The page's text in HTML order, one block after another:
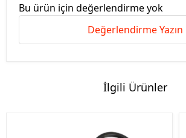
Bu ürün için değerlendirme yok
Değerlendirme Yazın
İlgili Ürünler